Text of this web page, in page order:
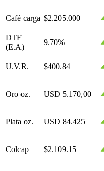
Café carga $2.205.000
DTF
(E.A)
9.70%
U.V.R. $400.84
Oro oz. USD 5.170,00
Plata oz. USD 84.425
Colcap $2.109.15